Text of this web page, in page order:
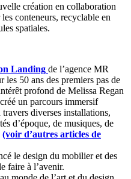
création en collaboration
conteneurs, recyclable en
spatiales.
Landing de l’agence MR
les 50 ans des premiers pas de
profond de Melissa Regan
un parcours immersif
diverses installations,
d’époque, de musiques, de
(voir d’autres articles de
le design du mobilier et des
faire à l’avenir.